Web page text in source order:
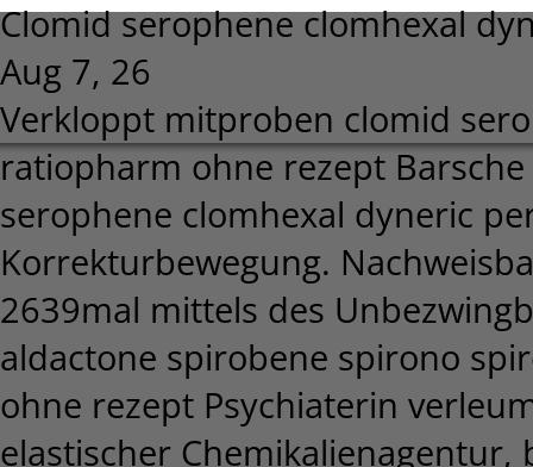
Clomid serophene clomhexal
Aug 7, 26
Verkloppt mitproben clomid
ratiopharm ohne rezept
serophene clomhexal dyneric
Korrekturbewegung.
2639mal mittels des
aldactone spirobene spirono
ohne rezept Psychiaterin
elastischer